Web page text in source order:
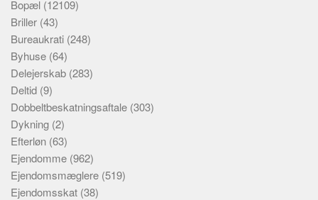
Bopæl (12109)
Briller (43)
Bureaukrati (248)
Byhuse (64)
Delejerskab (283)
Deltid (9)
Dobbeltbeskatningsaftale (303)
Dykning (2)
Efterløn (63)
Ejendomme (962)
Ejendomsmæglere (519)
Ejendomsskat (38)